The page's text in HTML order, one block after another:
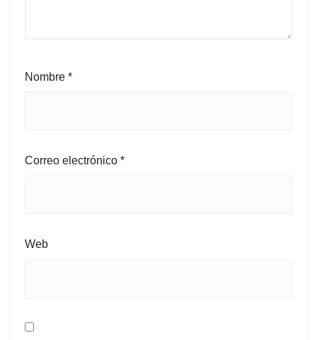
Nombre *
Correo electrónico *
Web